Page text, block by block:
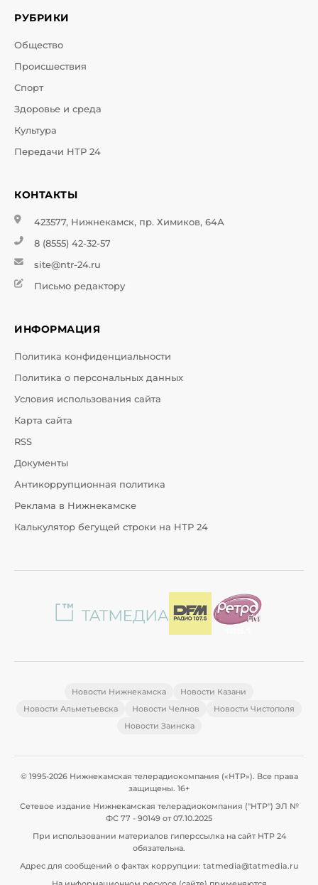
РУБРИКИ
Общество
Происшествия
Спорт
Здоровье и среда
Культура
Передачи НТР 24
КОНТАКТЫ
423577, Нижнекамск, пр. Химиков, 64А
8 (8555) 42-32-57
site@ntr-24.ru
Письмо редактору
ИНФОРМАЦИЯ
Политика конфиденциальности
Политика о персональных данных
Условия использования сайта
Карта сайта
RSS
Документы
Антикоррупционная политика
Реклама в Нижнекамске
Калькулятор бегущей строки на НТР 24
Новости Нижнекамска
Новости Казани
Новости Альметьевска
Новости Челнов
Новости Чистополя
Новости Заинска
© 1995-2026 Нижнекамская телерадиокомпания («НТР»). Все права
защищены. 16+
Сетевое издание Нижнекамская телерадиокомпания ("НТР") ЭЛ №
ФС 77 - 90149 от 07.10.2025
При использовании материалов гиперссылка на сайт НТР 24
обязательна.
Адрес для сообщений о фактах коррупции: tatmedia@tatmedia.ru